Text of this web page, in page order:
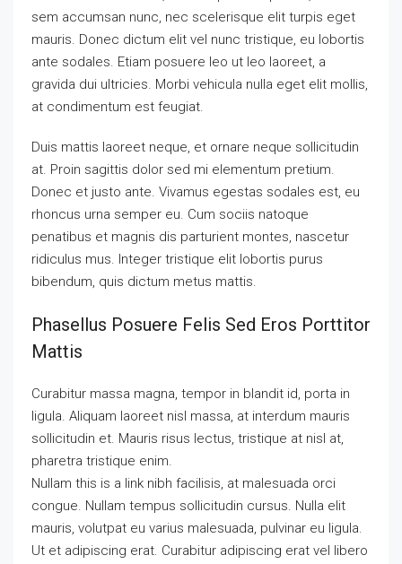
sem accumsan nunc, nec scelerisque elit turpis eget
mauris. Donec dictum elit vel nunc tristique, eu lobortis
ante sodales. Etiam posuere leo ut leo laoreet, a
gravida dui ultricies. Morbi vehicula nulla eget elit mollis,
at condimentum est feugiat.
Duis mattis laoreet neque, et ornare neque sollicitudin
at. Proin sagittis dolor sed mi elementum pretium.
Donec et justo ante. Vivamus egestas sodales est, eu
rhoncus urna semper eu. Cum sociis natoque
penatibus et magnis dis parturient montes, nascetur
ridiculus mus. Integer tristique elit lobortis purus
bibendum, quis dictum metus mattis.
Phasellus Posuere Felis Sed Eros Porttitor
Mattis
Curabitur massa magna, tempor in blandit id, porta in
ligula. Aliquam laoreet nisl massa, at interdum mauris
sollicitudin et. Mauris risus lectus, tristique at nisl at,
pharetra tristique enim.
Nullam this is a link nibh facilisis, at malesuada orci
congue. Nullam tempus sollicitudin cursus. Nulla elit
mauris, volutpat eu varius malesuada, pulvinar eu ligula.
Ut et adipiscing erat. Curabitur adipiscing erat vel libero